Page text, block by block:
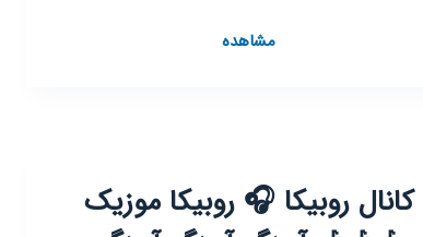
مشاهدهکانال
کانال روبیکا 🎧 روبیکا موزیک